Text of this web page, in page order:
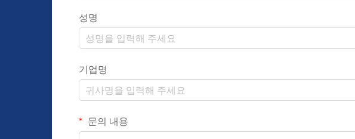
성명
기업명
문의 내용